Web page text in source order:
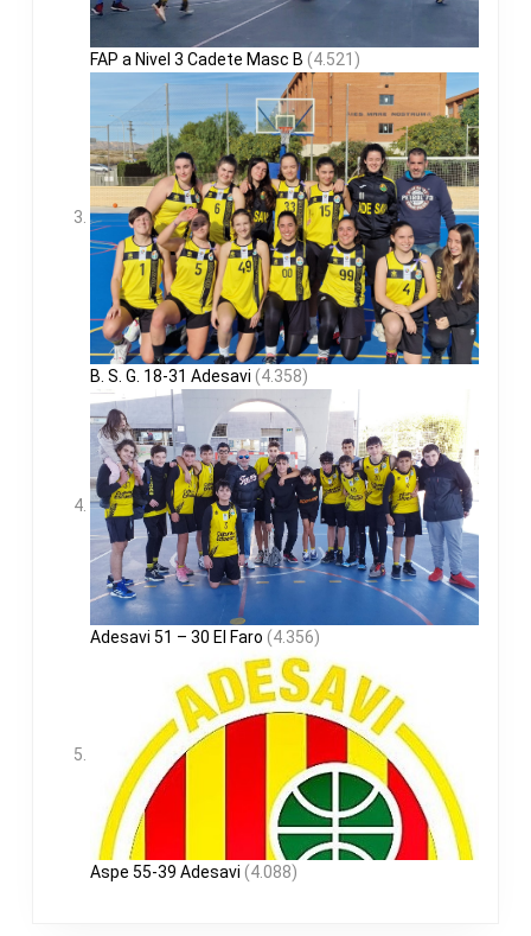
FAP a Nivel 3 Cadete Masc B (4.521)
B. S. G. 18-31 Adesavi (4.358)
Adesavi 51 – 30 El Faro (4.356)
Aspe 55-39 Adesavi (4.088)